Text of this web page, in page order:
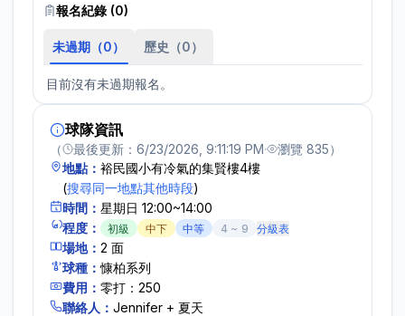
球隊資訊
（ 最後更新： 6/23/2026, 9:11:19 PM· 瀏覽 835）
地點： 裕民國小有冷氣的集賢樓4樓
(搜尋同一地點其他時段)
時間： 星期日 12:00~14:00
程度：
初級 中下 中等 4 ~ 9 分級表
場地： 2 面
球種：慷柏系列
費用： 零打：250
聯絡人： Jennifer + 夏天
報名紀錄 (0)
未過期（0） 歷史（0）
目前沒有未過期報名。